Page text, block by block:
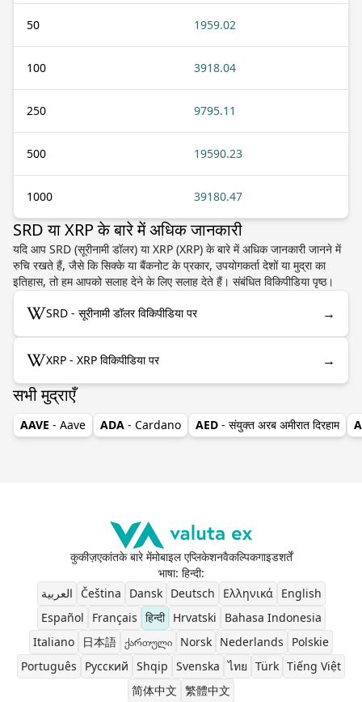
50 1959.02
100 3918.04
250 9795.11
500 19590.23
1000 39180.47
SRD या XRP के बारे में अधिक जानकारी
यदि आप SRD (सूरीनामी डॉलर) या XRP (XRP) के बारे में अधिक जानकारी जानने में
रुचि रखते हैं, जैसे कि सिक्के या बैंकनोट के प्रकार, उपयोगकर्ता देशों या मुद्रा का
इतिहास, तो हम आपको सलाह देने के लिए सलाह देते हैं। संबंधित विकिपीडिया पृष्ठ।
SRD - सूरीनामी डॉलर विकिपीडिया पर →
XRP - XRP विकिपीडिया पर →
सभी मुद्राएँ
AAVE - Aave ADA - Cardano AED - संयुक्त अरब अमीरात दिरहाम
कुकीज़एकांतके बारे मेंमोबाइल एप्लिकेशनवैकल्पिकगाइडशर्तें
भाषा: हिन्दी:
العربية
Čeština Dansk Deutsch Ελληνικά
English
Español
Français हिन्दी Hrvatski
Bahasa Indonesia
Italiano
日本語 ქართული Norsk Nederlands
Polskie
Português
Pусский Shqip Svenska ไทย Türk Tiếng Việt
简体中文 繁體中文